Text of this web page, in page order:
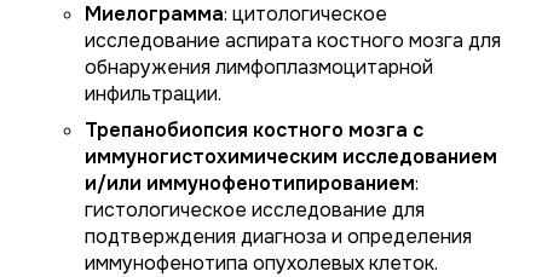
Миелограмма: цитологическое
исследование аспирата костного мозга для
обнаружения лимфоплазмоцитарной
инфильтрации.
Трепанобиопсия костного мозга с
иммуногистохимическим исследованием
и/или иммунофенотипированием:
гистологическое исследование для
подтверждения диагноза и определения
иммунофенотипа опухолевых клеток.